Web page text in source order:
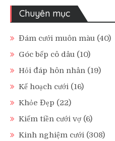
Chuyên mục
Đám cưới muôn màu (40)
Góc bếp cô dâu (10)
Hỏi đáp hôn nhân (19)
Kế hoạch cưới (16)
Khỏe Đẹp (22)
Kiếm tiền cưới vợ (6)
Kinh nghiệm cưới (308)